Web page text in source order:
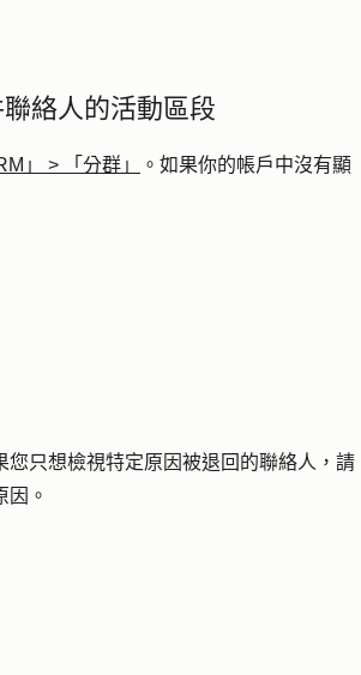
絡人的活動區段
」 > 「分群」
。如果你的帳戶中沒有顯
您只想檢視特定原因被退回的聯絡人，請
因 。